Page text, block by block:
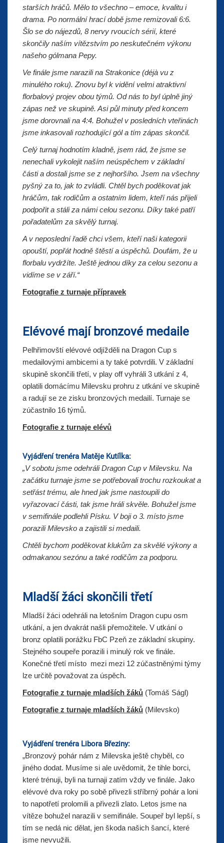
starších hráčů. Mělo to všechno – emoce, kvalitu i
drama. Po normální hrací době jsme remizovali 6:6.
Šlo se do nájezdů, 8 nervy rvoucích sérií, které
skončily naším vítězstvím po neskutečném výkonu
našeho gólmana Pepy.
Ve finále jsme narazili na Strakonice (déjà vu z
minulého roku). Znovu byl k vidění velmi atraktivní
florbalový projev obou týmů. Od nás to byl úplně jiný
zápas než ve skupině. Asi půl minuty před koncem
jsme dorovnali na 4:4. Bohužel v posledních vteřinách
jsme inkasovali rozhodující gól a tím zápas skončil.
Celý turnaj hodnotím kladně, jsem rád, že jsme se
nenechali vykolejit naším neúspěchem v základní
části a dostali jsme se z nejhoršího. Jsem na všechny
pyšný za to, jak to zvládli. Chtěl bych poděkovat jak
hráčům, tak rodičům a ostatním lidem, kteří nás přijeli
podpořit a stáli za námi celou sezonu. Díky také patří
pořadatelům za skvělý turnaj.
A v neposlední řadě chci všem, kteří naši kategorii
opouští, popřát hodně štěstí a úspěchů. Doufám, že u
florbalu vydržíte. Ještě jednou díky za celou sezonu a
vidíme se v září.“
Fotografie z turnaje přípravek
Elévové mají bronzové medaile
Pelhřimovští elévové odjížděli na Dragon Cup s
medailovými ambicemi a ty také potvrdili. V základní
skupině skončili třetí, v play off vyhráli 3 utkání z 4,
oplatili domácímu Milevsku prohru z utkání ve skupině
a radují se ze zisku bronzových medailí. Turnaje se
zúčastnilo 16 týmů.
Fotografie z turnaje elévů
Vyjádření trenéra Matěje Kutílka:
„V sobotu jsme odehráli Dragon Cup v Milevsku. Na
začátku turnaje jsme se potřebovali trochu rozkoukat a
setřást trému, ale hned jak jsme nastoupili do
vyřazovací části, tak jsme hráli skvěle. Bohužel jsme
v semifinále podlehli Písku. V boji o 3. místo jsme
porazili Milevsko a zajistili si medaili.
Chtěli bychom poděkovat klukům za skvělé výkony a
odmakanou sezónu a také rodičům za podporu.
Mladší žáci skončili třetí
Mladší žáci odehráli na letošním Dragon cupu osm
utkání, a jen dvakrát našli přemožitele. V utkání o
bronz oplatili porážku FbC Pzeň ze základní skupiny.
Stejného soupeře porazili i minulý rok ve finále.
Konečné třetí místo mezi mezi 12 zúčastněnými týmy
lze určitě považovat za úspěch.
Fotografie z turnaje mladších žáků (Tomáš Ságl)
Fotografie z turnaje mladších žáků (Milevsko)
Vyjádření trenéra Libora Březiny:
„Bronzový pohár nám z Milevska ještě chyběl, co
jiného dodat. Musíme si ale uvědomit, že tihle borci,
které trénuji, byli na turnaji zatím vždy ve finále. Jako
elévové dva roky po sobě přivezli stříbrný pohár a loni
to napotřetí prolomili a přivezli zlato. Letos jsme na
vítěze bohužel narazili v semifinále. Soupeř byl lepší, s
tím se nedá nic dělat, jen škoda našich šancí, které
jsme nevyužili.